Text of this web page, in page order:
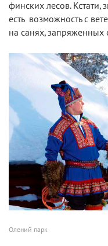
финских лесов. Кстати,
есть возможность с
на санях, запряженных
Олений парк